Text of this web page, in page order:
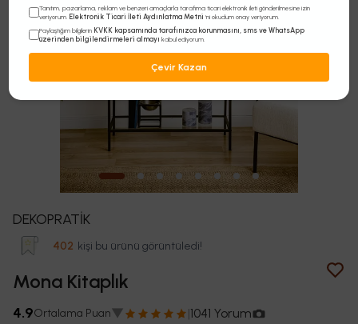
DEKOPRATİK
Son 24 saatte23kişi sepetine ekledi!
Mona Kitaplık
4.9Ortalama Puan▼ |1041 Yorum
Tanıtım, pazarlama, reklam ve benzeri amaçlarla tarafıma ticari elektronik ileti gönderilmesine izin
veriyorum. Elektronik Ticari İleti Aydınlatma Metni 'ni okudum onay veriyorum.
Paylaştığım bilgilerin KVKK kapsamında tarafınızca korunmasını, sms ve WhatsApp
üzerinden bilgilendirmeleri almayı kabul ediyorum.
Çevir Kazan